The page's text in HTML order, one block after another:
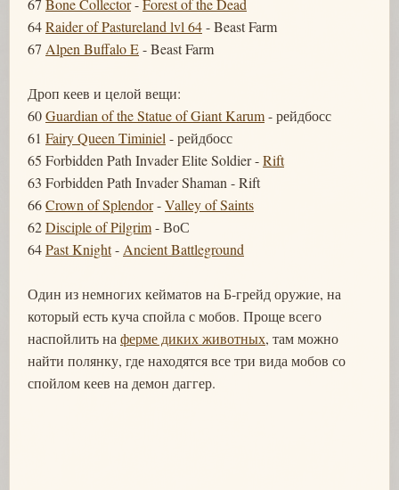
64Raider of Pastureland lvl 64- Beast Farm
67 Alpen Buffalo E- Beast Farm
Дроп кеев и целой вещи:
60Guardian of the Statue of Giant Karum- рейдбосс
61 Fairy Queen Timiniel - рейдбосс
65 Forbidden Path Invader Elite Soldier -Rift
63 Forbidden Path Invader Shaman - Rift
66Crown of Splendor-Valley of Saints
62Disciple of Pilgrim- ВоС
64Past Knight- Ancient Battleground
Один из немногих кейматов на Б-грейд оружие, на
который есть куча спойла с мобов. Проще всего
наспойлить на ферме диких животных, там можно
найти полянку, где находятся все три вида мобов со
спойлом кеев на демон даггер.